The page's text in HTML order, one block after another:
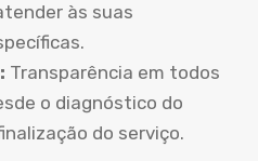
às suas
Transparência em todos
o diagnóstico do
do serviço.